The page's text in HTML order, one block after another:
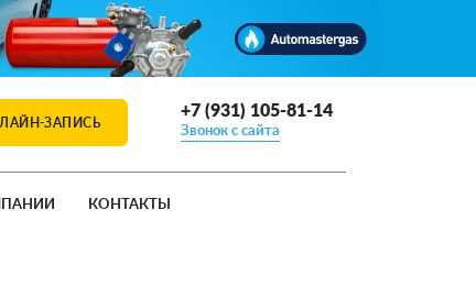
ЗАПИСЬ
+7 (931) 105-81-14
Звонок с сайта
КОНТАКТЫ